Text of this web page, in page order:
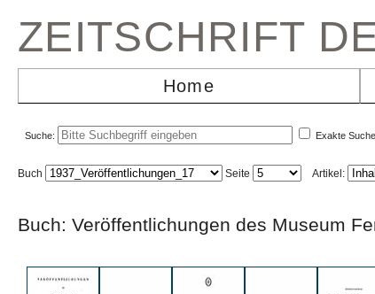
ZEITSCHRIFT
Home
Suche: Exakte Suche
Buch Seite Artikel:
Buch: Veröffentlichungen des